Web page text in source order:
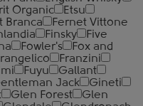
Organic
Etsu
Branca
Fernet Vittone
Finsky
Five
Fowler's
Fox and
Franzini
Fuyu
Gallant
Jack
Gineti
Glen Forest
Glen